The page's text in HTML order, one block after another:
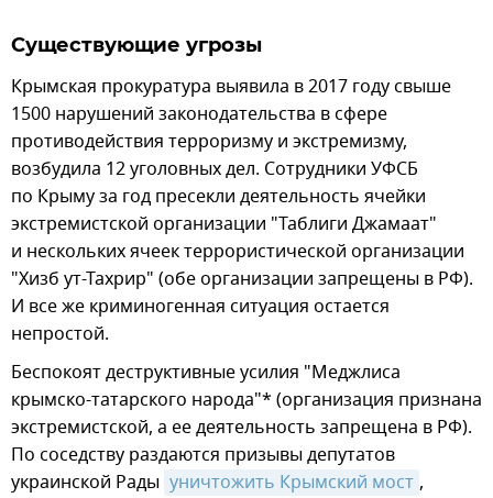
Существующие угрозы
Крымская прокуратура выявила в 2017 году свыше
1500 нарушений законодательства в сфере
противодействия терроризму и экстремизму,
возбудила 12 уголовных дел. Сотрудники УФСБ
по Крыму за год пресекли деятельность ячейки
экстремистской организации "Таблиги Джамаат"
и нескольких ячеек террористической организации
"Хизб ут-Тахрир" (обе организации запрещены в РФ).
И все же криминогенная ситуация остается
непростой.
Беспокоят деструктивные усилия "Меджлиса
крымско-татарского народа"* (организация признана
экстремистской, а ее деятельность запрещена в РФ).
По соседству раздаются призывы депутатов
украинской Рады уничтожить Крымский мост ,